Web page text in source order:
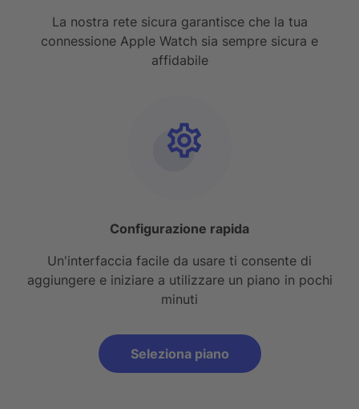
La nostra rete sicura garantisce che la tua
connessione Apple Watch sia sempre sicura e
affidabile
Configurazione rapida
Un'interfaccia facile da usare ti consente di
aggiungere e iniziare a utilizzare un piano in pochi
minuti
Seleziona piano